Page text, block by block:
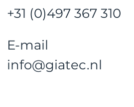
+31 (0)497 367 310
E-mail
info@giatec.nl